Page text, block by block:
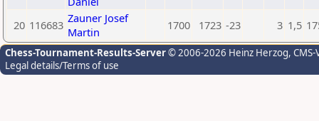
20 116683 Zauner Josef
Martin
1700 1723 -23 3 1,5
Chess-Tournament-Results-Server© 2006-2026 Heinz Herzog,
Legal details/Terms of use